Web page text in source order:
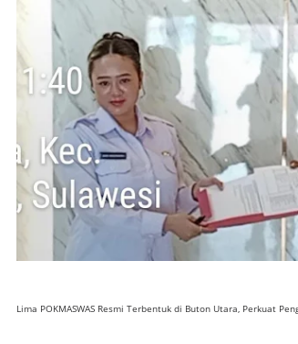
Lima POKMASWAS Resmi Terbentuk di Buton Utara, Perkuat